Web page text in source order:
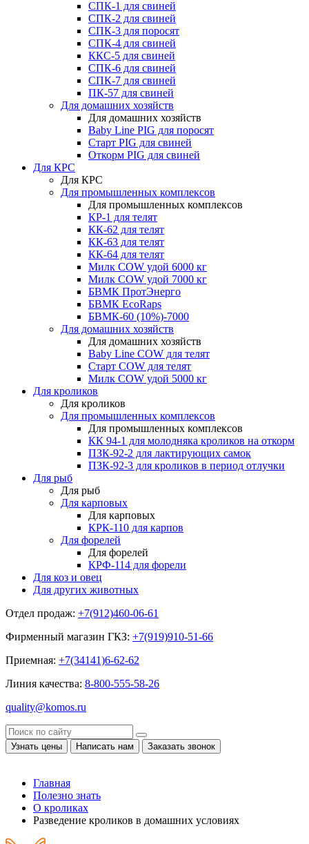
СПК-1 для свиней
СПК-2 для свиней
СПК-3 для поросят
СПК-4 для свиней
ККС-5 для свиней
СПК-6 для свиней
СПК-7 для свиней
ПК-57 для свиней
Для домашних хозяйств
Для домашних хозяйств
Baby Line PIG для поросят
Старт PIG для свиней
Откорм PIG для свиней
Для КРС
Для КРС
Для промышленных комплексов
Для промышленных комплексов
КР-1 для телят
КК-62 для телят
КК-63 для телят
КК-64 для телят
Милк COW удой 6000 кг
Милк COW удой 7000 кг
БВМК ПротЭнерго
БВМК EcoRaps
БВМК-60 (10%)-7000
Для домашних хозяйств
Для домашних хозяйств
Baby Line COW для телят
Старт COW для телят
Милк COW удой 5000 кг
Для кроликов
Для кроликов
Для промышленных комплексов
Для промышленных комплексов
КК 94-1 для молодняка кроликов на откорм
ПЗК-92-2 для лактирующих самок
ПЗК-92-3 для кроликов в период отлучки
Для рыб
Для рыб
Для карповых
Для карповых
КРК-110 для карпов
Для форелей
Для форелей
КРФ-114 для форели
Для коз и овец
Для других животных
Отдел продаж: +7(912)460-06-61
Фирменный магазин ГКЗ: +7(919)910-51-66
Приемная: +7(34141)6-62-62
Линия качества: 8-800-555-58-26
quality@komos.ru
Узнать цены Написать нам Заказать звонок
Главная
Полезно знать
О кроликах
Разведение кроликов в домашних условиях